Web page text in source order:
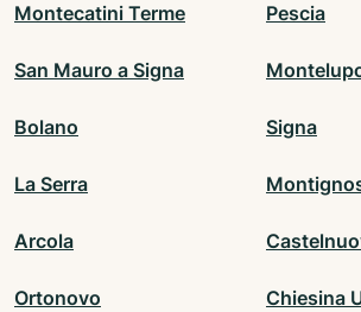
Montecatini Terme Pescia
San Mauro a Signa
Bolano Signa
La Serra
Arcola
Ortonovo Chiesina